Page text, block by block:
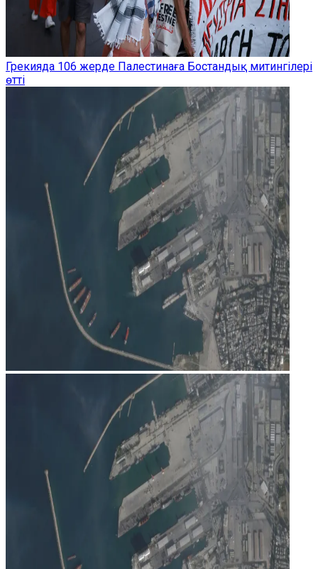
Грекияда 106 жерде Палестинаға Бостандық митингілері
өтті